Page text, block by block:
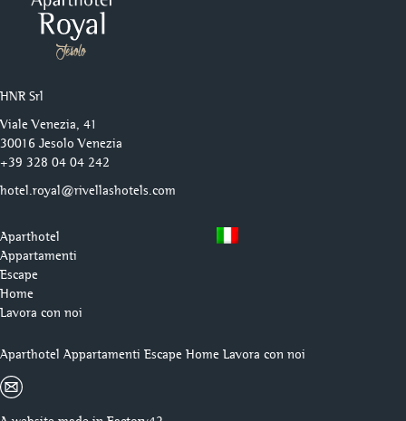
HNR Srl
Viale Venezia, 41
30016 Jesolo Venezia
+39 328 04 04 242
hotel.royal@rivellashotels.com
Aparthotel
Appartamenti
Escape
Home
Lavora con noi
Aparthotel Appartamenti Escape Home Lavora con noi